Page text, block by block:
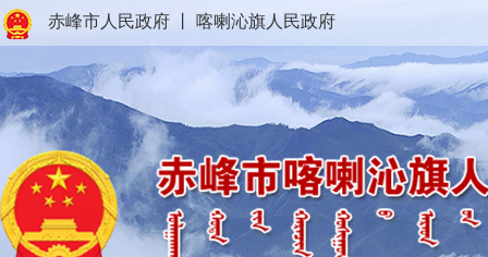
赤峰市人民政府 喀喇沁旗人民政府